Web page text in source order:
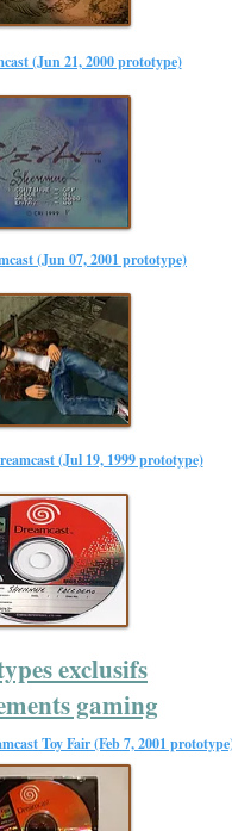
(Jun 21, 2000 prototype)
(Jun 07, 2001 prototype)
(Jul 19, 1999 prototype)
exclusifs
gaming
Toy Fair (Feb 7, 2001 prototype)